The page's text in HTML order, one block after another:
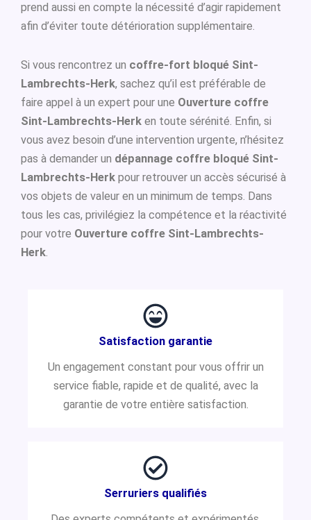
prend aussi en compte la nécessité d’agir rapidement
afin d’éviter toute détérioration supplémentaire.
Si vous rencontrez un coffre-fort bloqué Sint-
Lambrechts-Herk, sachez qu’il est préférable de
faire appel à un expert pour une Ouverture coffre
Sint-Lambrechts-Herk en toute sérénité. Enfin, si
vous avez besoin d’une intervention urgente, n’hésitez
pas à demander un dépannage coffre bloqué Sint-
Lambrechts-Herk pour retrouver un accès sécurisé à
vos objets de valeur en un minimum de temps. Dans
tous les cas, privilégiez la compétence et la réactivité
pour votre Ouverture coffre Sint-Lambrechts-
Herk.
Satisfaction garantie
Un engagement constant pour vous offrir un
service fiable, rapide et de qualité, avec la
garantie de votre entière satisfaction.
Serruriers qualifiés